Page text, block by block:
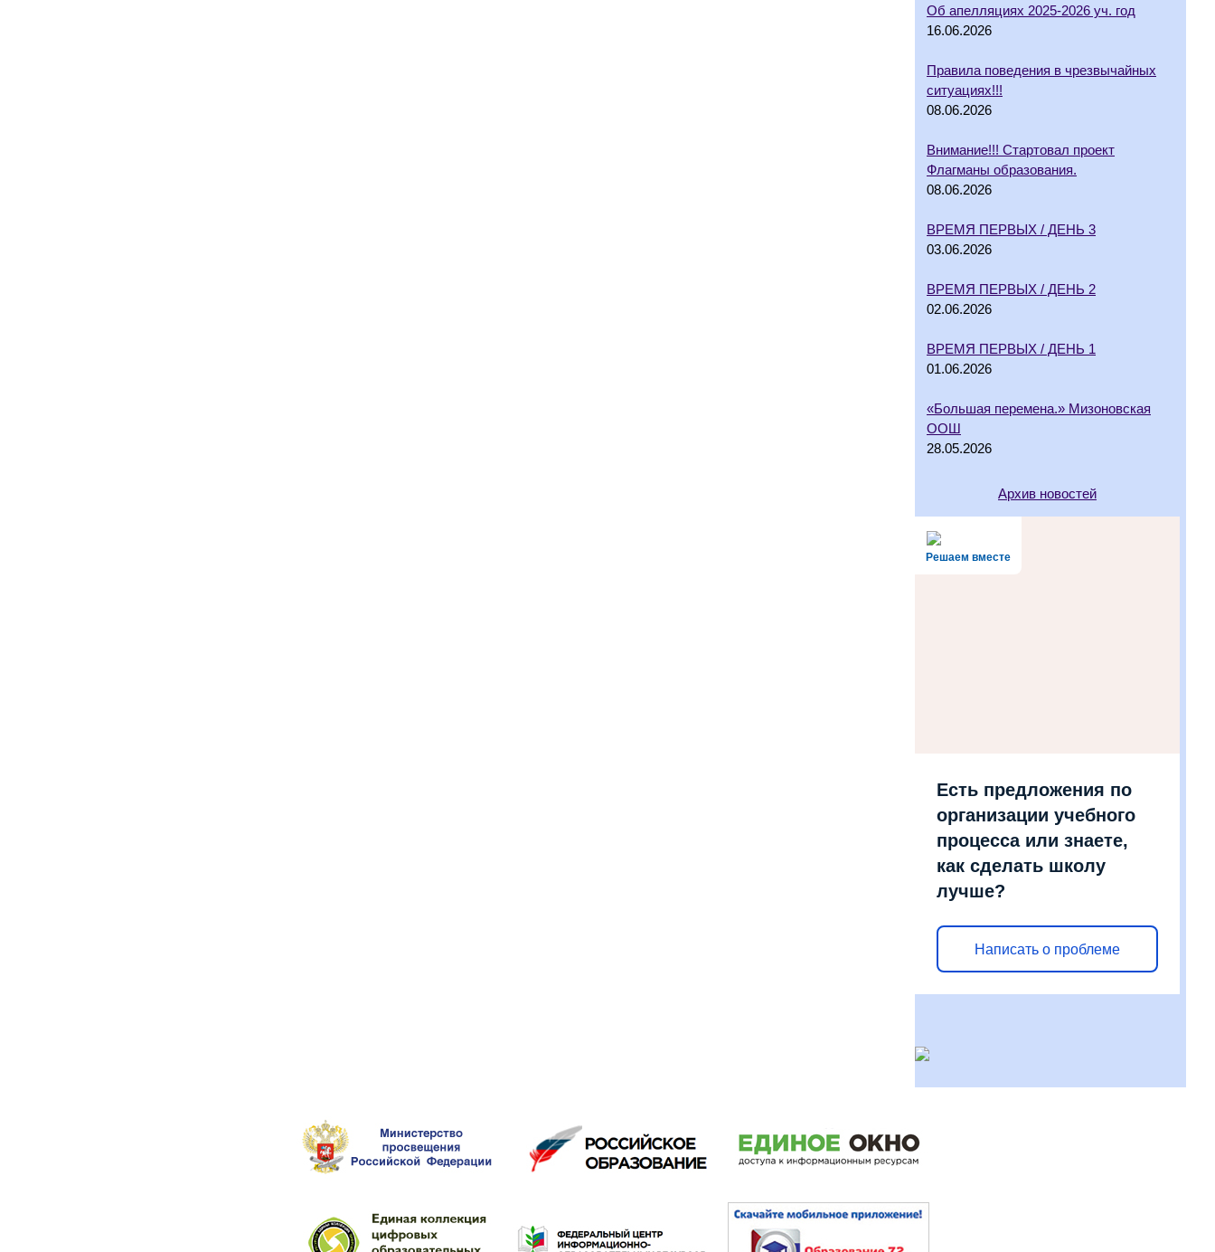
Об апелляциях 2025-2026 уч. год
16.06.2026
Правила поведения в чрезвычайных
ситуациях!!!
08.06.2026
Внимание!!! Стартовал проект
Флагманы образования.
08.06.2026
ВРЕМЯ ПЕРВЫХ / ДЕНЬ 3
03.06.2026
ВРЕМЯ ПЕРВЫХ / ДЕНЬ 2
02.06.2026
ВРЕМЯ ПЕРВЫХ / ДЕНЬ 1
01.06.2026
«Большая перемена.» Мизоновская
ООШ
28.05.2026
Архив новостей
Решаем вместе
Есть предложения по
организации учебного
процесса или знаете,
как сделать школу
лучше?
Написать о проблеме